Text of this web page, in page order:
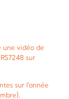
une vidéo de
sur
sur l’année